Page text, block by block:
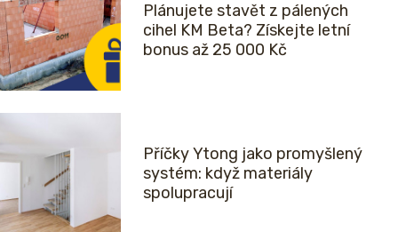
Plánujete stavět z pálených
cihel KM Beta? Získejte letní
bonus až 25 000 Kč
Příčky Ytong jako promyšlený
systém: když materiály
spolupracují